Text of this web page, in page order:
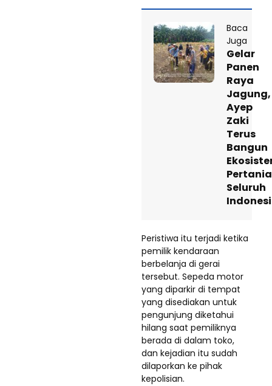
Baca
Juga
Gelar
Panen
Raya
Jagung,
Ayep
Zaki
Terus
Bangun
Seluruh
Peristiwa itu terjadi ketika
pemilik kendaraan
berbelanja di gerai
tersebut. Sepeda motor
yang diparkir di tempat
yang disediakan untuk
pengunjung diketahui
hilang saat pemiliknya
berada di dalam toko,
dan kejadian itu sudah
dilaporkan ke pihak
kepolisian.